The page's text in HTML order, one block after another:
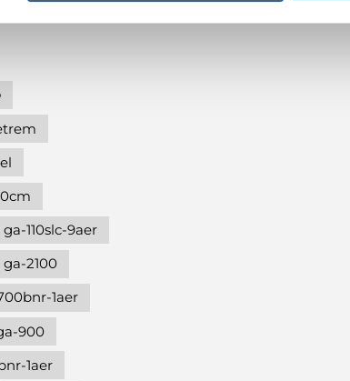
ga-110slc-9aer
ga-2100
1aer
900
1aer